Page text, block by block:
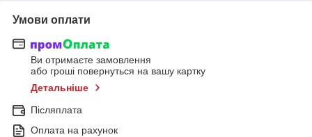
Умови оплати
Ви отримаєте замовлення
або гроші повернуться на вашу картку
Детальніше
Післяплата
Оплата на рахунок